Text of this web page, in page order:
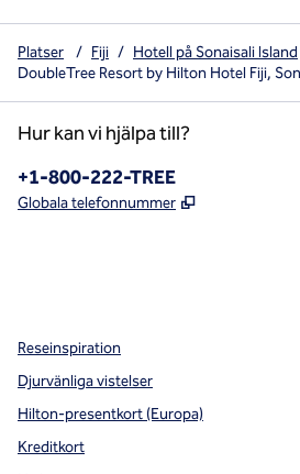
Platser / Fiji / Hotell på Sonaisali Island
DoubleTree Resort by Hilton Hotel Fiji,
Hur kan vi hjälpa till?
Telefon:
+1-800-222-TREE
Globala telefonnummer ,
Reseinspiration
Djurvänliga vistelser
Hilton-presentkort (Europa)
Kreditkort